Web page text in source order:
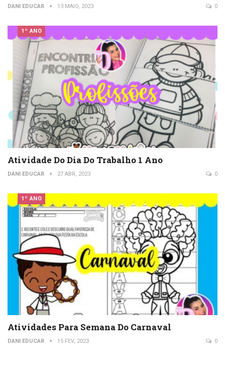
DANI EDUCAR 13 MAIO, 2023 0
1º ANO
Atividade Do Dia Do Trabalho 1 Ano
DANI EDUCAR 27 ABR, 2023 0
1º ANO
Atividades Para Semana Do Carnaval
DANI EDUCAR 15 FEV, 2023 0